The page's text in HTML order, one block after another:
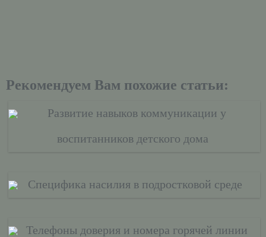
Рекомендуем Вам похожие статьи:
Развитие навыков коммуникации у
воспитанников детского дома
Специфика насилия в подростковой среде
Телефоны доверия и номера горячей линии